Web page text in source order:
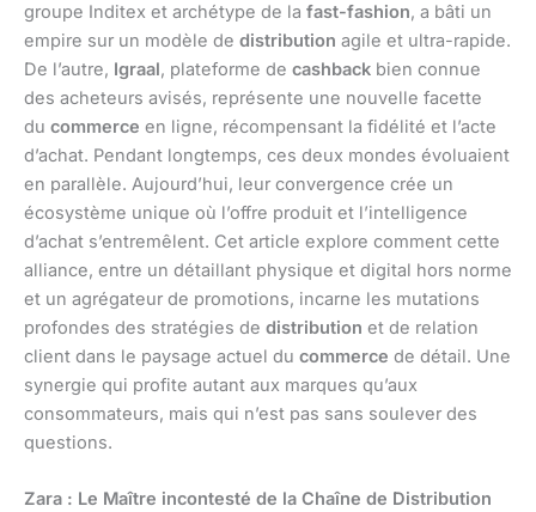
groupe Inditex et archétype de la fast-fashion, a bâti un
empire sur un modèle de distribution agile et ultra-rapide.
De l’autre, Igraal, plateforme de cashback bien connue
des acheteurs avisés, représente une nouvelle facette
du commerce en ligne, récompensant la fidélité et l’acte
d’achat. Pendant longtemps, ces deux mondes évoluaient
en parallèle. Aujourd’hui, leur convergence crée un
écosystème unique où l’offre produit et l’intelligence
d’achat s’entremêlent. Cet article explore comment cette
alliance, entre un détaillant physique et digital hors norme
et un agrégateur de promotions, incarne les mutations
profondes des stratégies de distribution et de relation
client dans le paysage actuel du commerce de détail. Une
synergie qui profite autant aux marques qu’aux
consommateurs, mais qui n’est pas sans soulever des
questions.
Zara : Le Maître incontesté de la Chaîne de Distribution